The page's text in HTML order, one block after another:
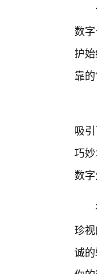
数
护
靠的
吸
巧
数
珍
诚